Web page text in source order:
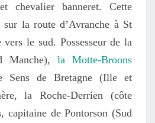
chevalier banneret. Cette
sur la route d’Avranche à St
le sud. Possesseur de la
Manche), la Motte-Broons
Sens de Bretagne (Ille et
la Roche-Derrien (côte
capitaine de Pontorson (Sud